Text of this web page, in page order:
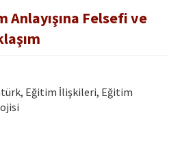
Felsefi ve
Eğitim İlişkileri, Eğitim